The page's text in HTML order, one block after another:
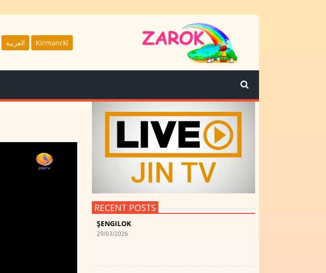
العربية Kirmanckî
RECENT POSTS
ŞENGILOK
29/03/2026